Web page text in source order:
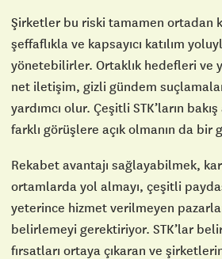
Şirketler bu riski tamamen ortadan
şeffaflıkla ve kapsayıcı katılım
yönetebilirler. Ortaklık hedefleri ve
net iletişim, gizli gündem
yardımcı olur. Çeşitli STK’ların
farklı görüşlere açık olmanın da
Rekabet avantajı sağlayabilmek,
ortamlarda yol almayı, çeşitli
yeterince hizmet verilmeyen
belirlemeyi gerektiriyor. STK’lar
fırsatları ortaya çıkaran ve